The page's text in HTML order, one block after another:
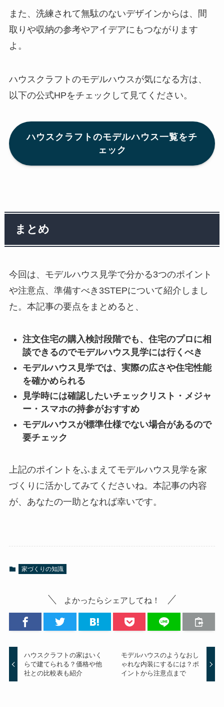
また、洗練されて無駄のないデザインからは、間
取りや収納の参考やアイデアにもつながります
よ。
ハウスクラフトのモデルハウスが気になる方は、
以下の公式HPをチェックして見てください。
ハウスクラフトのモデルハウス一覧をチ
ェック
まとめ
今回は、モデルハウス見学で分かる3つのポイント
や注意点、準備すべき3STEPについて紹介しまし
た。本記事の要点をまとめると、
注文住宅の購入検討段階でも、住宅のプロに相
談できるのでモデルハウス見学には行くべき
モデルハウス見学では、実際の広さや住宅性能
を確かめられる
見学時には確認したいチェックリスト・メジャ
ー・スマホの持参がおすすめ
モデルハウスが標準仕様でない場合があるので
要チェック
上記のポイントをふまえてモデルハウス見学を家
づくりに活かしてみてくださいね。本記事の内容
が、あなたの一助となれば幸いです。
家づくりの知識
よかったらシェアしてね！
ハウスクラフトの家はいく
らで建てられる？価格や他
社との比較表も紹介
モデルハウスのようなおし
ゃれな内装にするには？ポ
イントから注意点まで